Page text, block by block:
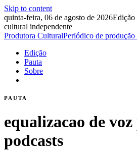
Skip to content
quinta-feira, 06 de agosto de 2026Edição
cultural independente
Produtora CulturalPeriódico de produção
Edição
Pauta
Sobre
PAUTA
equalizacao de
podcasts